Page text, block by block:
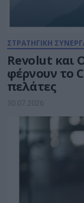
ΣΤΡΑΤΗΓΙΚΗ
Revolut και
φέρνουν το
πελάτες
30.07.2026